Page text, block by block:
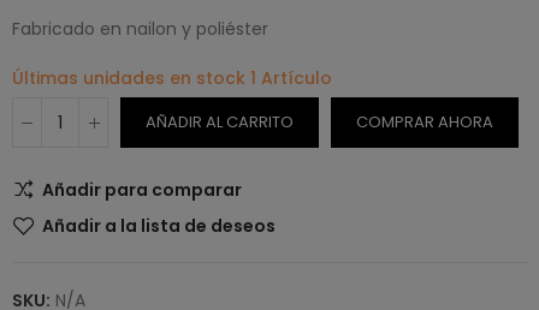
Fabricado en nailon y poliéster
Últimas unidades en stock 1 Artículo
AÑADIR AL CARRITO COMPRAR AHORA
Añadir para comparar
Añadir a la lista de deseos
SKU: N/A